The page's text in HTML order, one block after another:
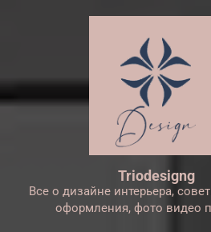
Triodesigng
Все о дизайне интерьера,
оформления, фото видео